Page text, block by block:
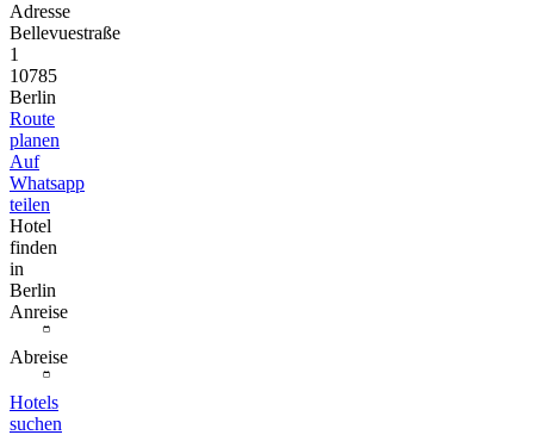
Adresse
Bellevuestraße
1
10785
Berlin
Route
planen
Auf
Whatsapp
teilen
Hotel
finden
in
Berlin
Anreise
Abreise
Hotels
suchen